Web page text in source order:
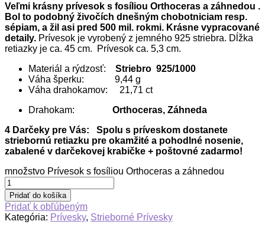
Veľmi krásny prívesok s fosíliou Orthoceras a záhnedou .
Bol to podobný živočích dnešným chobotniciam resp.
sépiam, a žil asi pred 500 mil. rokmi. Krásne vypracované
detaily. Prívesok je vyrobený z jemného 925 striebra. Dĺžka
retiazky je ca. 45 cm. Prívesok ca. 5,3 cm.
Materiál a rýdzosť: Striebro 925/1000
Váha šperku: 9,44 g
Váha drahokamov: 21,71 ct
Drahokam:
Orthoceras, Záhneda
4 Darčeky pre Vás: Spolu s príveskom dostanete
striebornú retiazku pre okamžité a pohodlné nosenie,
zabalené v darčekovej krabičke + poštovné zadarmo!
množstvo Prívesok s fosíliou Orthoceras a záhnedou
Pridať do košíka
Pridať k obľúbeným
Kategória: Prívesky, Strieborné Prívesky